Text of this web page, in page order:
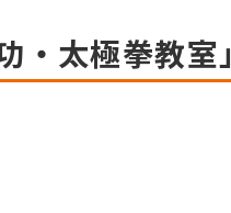
太極拳教室」